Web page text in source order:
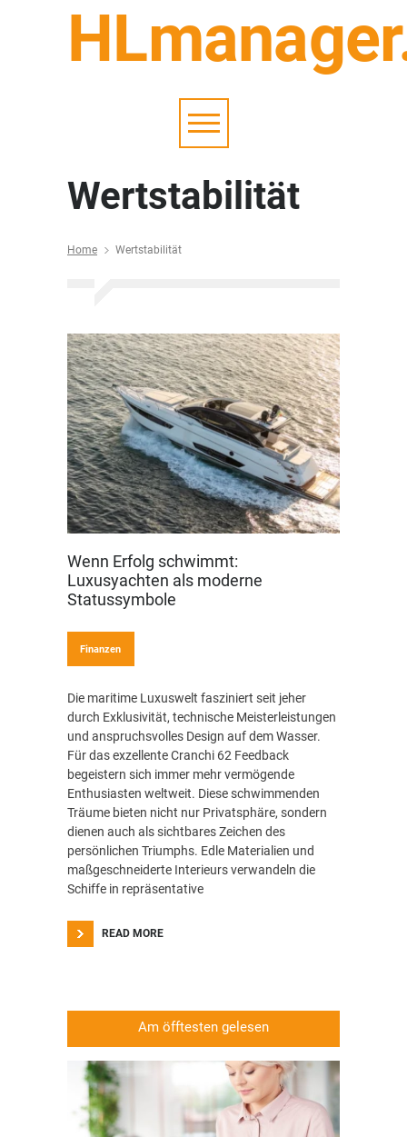
Wertstabilität
Home Wertstabilität
Wenn Erfolg schwimmt:
Luxusyachten als moderne
Statussymbole
Finanzen
Die maritime Luxuswelt fasziniert seit jeher
durch Exklusivität, technische Meisterleistungen
und anspruchsvolles Design auf dem Wasser.
Für das exzellente Cranchi 62 Feedback
begeistern sich immer mehr vermögende
Enthusiasten weltweit. Diese schwimmenden
Träume bieten nicht nur Privatsphäre, sondern
dienen auch als sichtbares Zeichen des
persönlichen Triumphs. Edle Materialien und
maßgeschneiderte Interieurs verwandeln die
Schiffe in repräsentative
READ MORE
Am öfftesten gelesen